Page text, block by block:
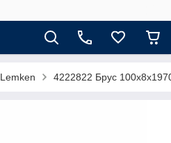
Lemken 4222822 Брус